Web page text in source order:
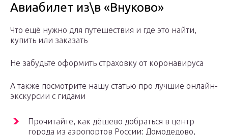
Авиабилет из\в «Внуково»
Что ещё нужно для путешествия и где это найти,
купить или заказать
Не забудьте оформить страховку от коронавируса
А также посмотрите нашу статью про лучшие онлайн-
экскурсии с гидами
Прочитайте, как дёшево добраться в центр
города из аэропортов России: Домодедово,